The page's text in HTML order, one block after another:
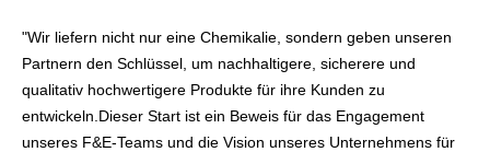
"Wir liefern nicht nur eine Chemikalie, sondern geben unseren
Partnern den Schlüssel, um nachhaltigere, sicherere und
qualitativ hochwertigere Produkte für ihre Kunden zu
entwickeln.Dieser Start ist ein Beweis für das Engagement
unseres F&E-Teams und die Vision unseres Unternehmens für